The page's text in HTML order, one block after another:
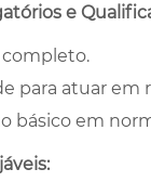
e
para atuar em
básico em